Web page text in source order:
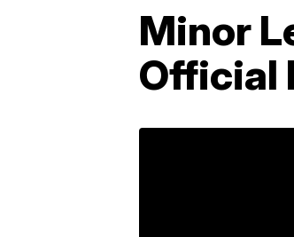
Minor
Official